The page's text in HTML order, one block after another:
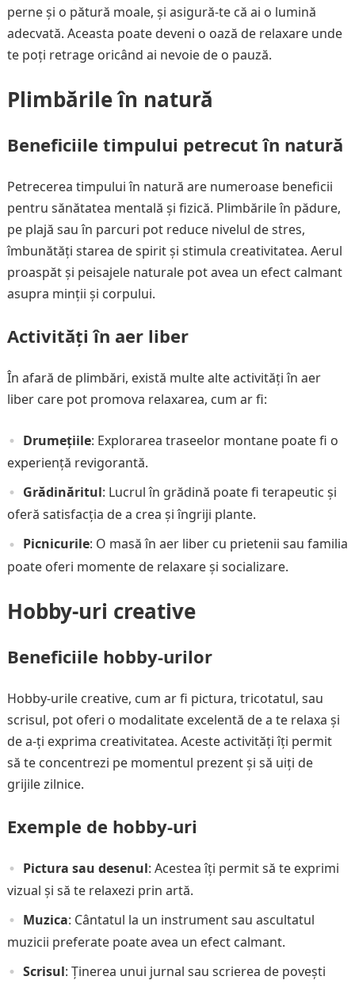
perne și o pătură moale, și asigură-te că ai o lumină
adecvată. Aceasta poate deveni o oază de relaxare unde
te poți retrage oricând ai nevoie de o pauză.
Plimbările în natură
Beneficiile timpului petrecut în natură
Petrecerea timpului în natură are numeroase beneficii
pentru sănătatea mentală și fizică. Plimbările în pădure,
pe plajă sau în parcuri pot reduce nivelul de stres,
îmbunătăți starea de spirit și stimula creativitatea. Aerul
proaspăt și peisajele naturale pot avea un efect calmant
asupra minții și corpului.
Activități în aer liber
În afară de plimbări, există multe alte activități în aer
liber care pot promova relaxarea, cum ar fi:
Drumețiile: Explorarea traseelor montane poate fi o
experiență revigorantă.
Grădinăritul: Lucrul în grădină poate fi terapeutic și
oferă satisfacția de a crea și îngriji plante.
Picnicurile: O masă în aer liber cu prietenii sau familia
poate oferi momente de relaxare și socializare.
Hobby-uri creative
Beneficiile hobby-urilor
Hobby-urile creative, cum ar fi pictura, tricotatul, sau
scrisul, pot oferi o modalitate excelentă de a te relaxa și
de a-ți exprima creativitatea. Aceste activități îți permit
să te concentrezi pe momentul prezent și să uiți de
grijile zilnice.
Exemple de hobby-uri
Pictura sau desenul: Acestea îți permit să te exprimi
vizual și să te relaxezi prin artă.
Muzica: Cântatul la un instrument sau ascultatul
muzicii preferate poate avea un efect calmant.
Scrisul: Ținerea unui jurnal sau scrierea de povești